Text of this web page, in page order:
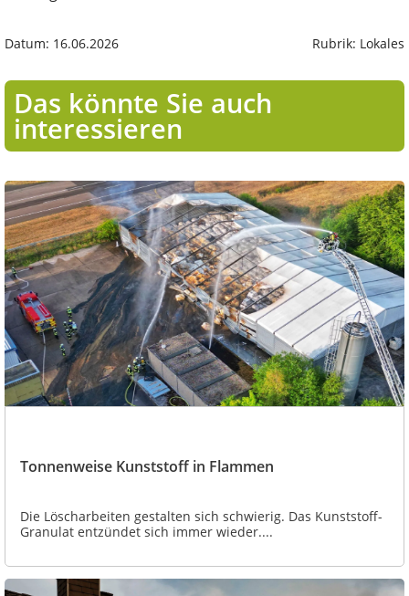
Datum: 16.06.2026 Rubrik: Lokales
Das könnte Sie auch
interessieren
Tonnenweise Kunststoff in Flammen
Die Löscharbeiten gestalten sich schwierig. Das Kunststoff-
Granulat entzündet sich immer wieder....